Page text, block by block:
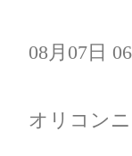
08月07日
オリコン